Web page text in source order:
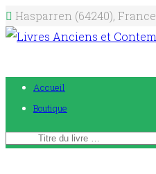
Hasparren (64240), France
Accueil
Boutique